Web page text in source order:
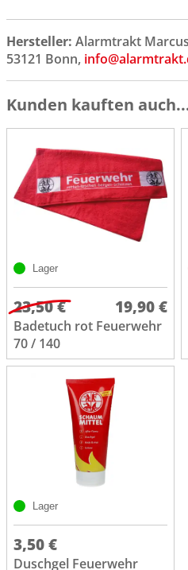
Hersteller: Alarmtrakt
53121 Bonn,
Kunden kauften
Lager
23,50 € 19,90 €
Badetuch rot Feuerwehr
70 / 140
Lager
3,50 €
Duschgel Feuerwehr